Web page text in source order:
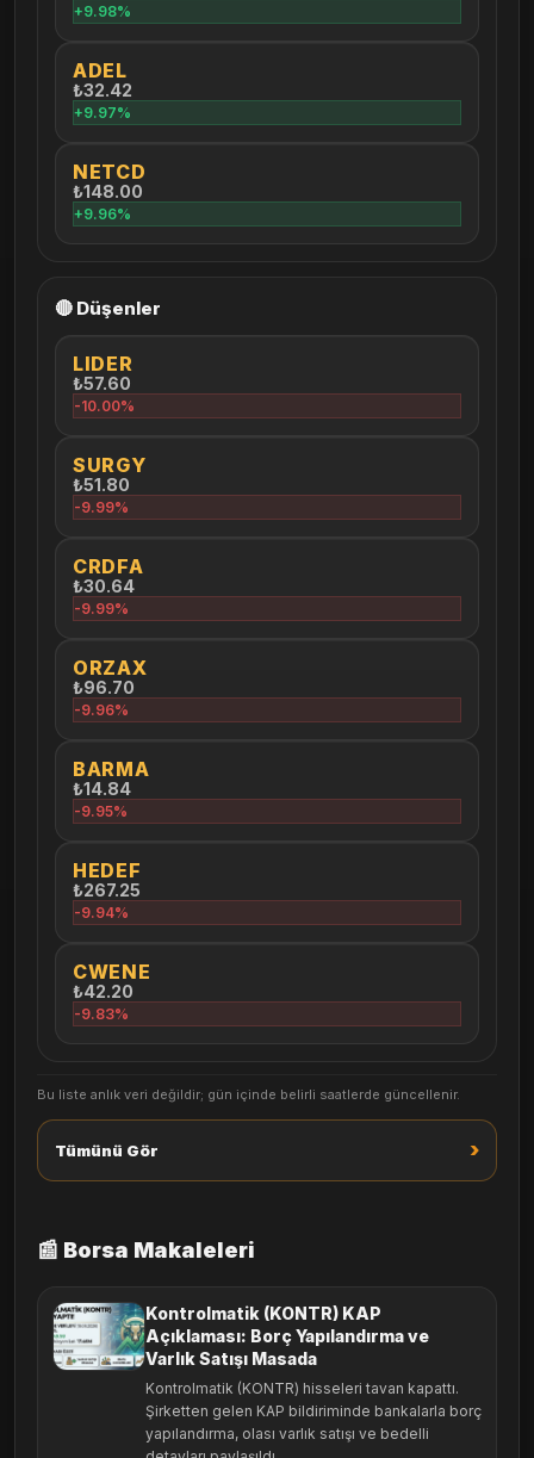
+9.98%
ADEL
₺32.42
+9.97%
NETCD
₺148.00
+9.96%
🔴 Düşenler
LIDER
₺57.60
-10.00%
SURGY
₺51.80
-9.99%
CRDFA
₺30.64
-9.99%
ORZAX
₺96.70
-9.96%
BARMA
₺14.84
-9.95%
HEDEF
₺267.25
-9.94%
CWENE
₺42.20
-9.83%
Bu liste anlık veri değildir; gün içinde belirli saatlerde güncellenir.
Tümünü Gör ›
📰 Borsa Makaleleri
Kontrolmatik (KONTR) KAP
Açıklaması: Borç Yapılandırma ve
Varlık Satışı Masada
Kontrolmatik (KONTR) hisseleri tavan kapattı.
Şirketten gelen KAP bildiriminde bankalarla borç
yapılandırma, olası varlık satışı ve bedelli